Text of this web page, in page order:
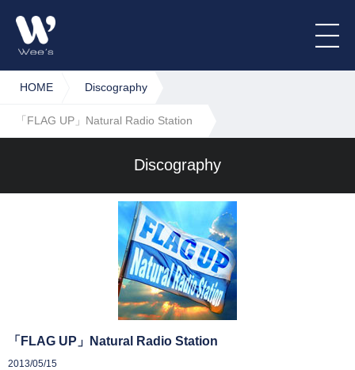
HOME Discography
「FLAG UP」Natural Radio Station
Discography
「FLAG UP」Natural Radio Station
2013/05/15